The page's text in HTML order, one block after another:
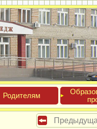
Роди­телям